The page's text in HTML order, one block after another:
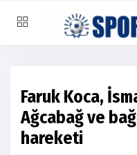
Faruk Koca,
Ağcabağ ve
hareketi